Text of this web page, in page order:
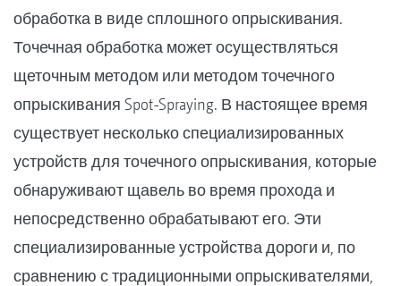
обработка в виде сплошного опрыскивания.
Точечная обработка может осуществляться
щеточным методом или методом точечного
опрыскивания Spot-Spraying. В настоящее время
существует несколько специализированных
устройств для точечного опрыскивания, которые
обнаруживают щавель во время прохода и
непосредственно обрабатывают его. Эти
специализированные устройства дороги и, по
сравнению с традиционными опрыскивателями,